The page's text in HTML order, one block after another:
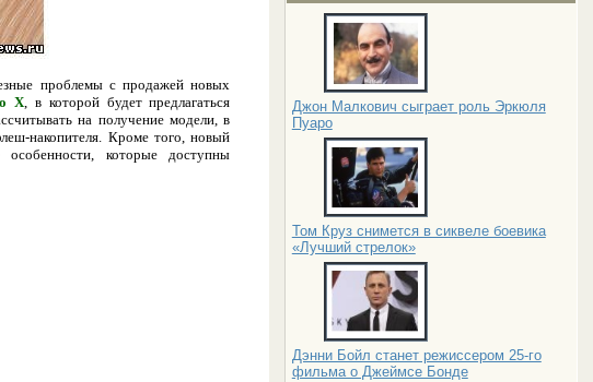
Джон Малкович сыграет роль Эркюля
Пуаро
Том Круз снимется в сиквеле боевика
«Лучший стрелок»
Дэнни Бойл станет режиссером 25-го
фильма о Джеймсе Бонде
проблемы с продажей новых
X , в которой будет предлагаться
на получение модели, в
накопителя. Кроме того, новый
которые доступны